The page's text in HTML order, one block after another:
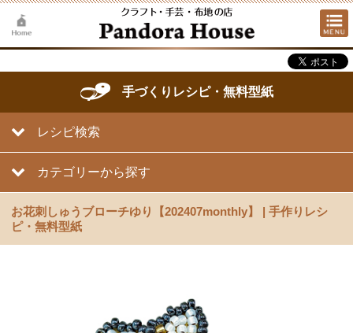
手づくりレシピ・無料型紙
レシピ検索
カテゴリーから探す
お花刺しゅうブローチゆり【202407monthly】 | 手作りレシ
ピ・無料型紙